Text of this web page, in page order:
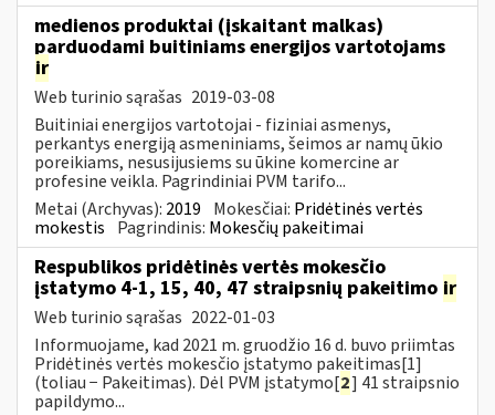
medienos produktai (įskaitant malkas)
parduodami buitiniams energijos vartotojams
ir
Web turinio sąrašas 2019-03-08
Buitiniai energijos vartotojai - fiziniai asmenys,
perkantys energiją asmeniniams, šeimos ar namų ūkio
poreikiams, nesusijusiems su ūkine komercine ar
profesine veikla. Pagrindiniai PVM tarifo...
Metai (Archyvas): 2019 Mokesčiai: Pridėtinės vertės
mokestis Pagrindinis: Mokesčių pakeitimai
Respublikos pridėtinės vertės mokesčio
įstatymo 4-1, 15, 40, 47 straipsnių pakeitimo ir
Web turinio sąrašas 2022-01-03
Informuojame, kad 2021 m. gruodžio 16 d. buvo priimtas
Pridėtinės vertės mokesčio įstatymo pakeitimas[1]
(toliau − Pakeitimas). Dėl PVM įstatymo[2] 41 straipsnio
papildymo...